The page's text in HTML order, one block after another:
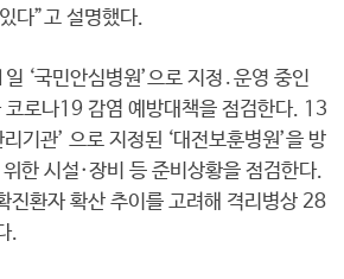
다”고 설명했다.
‘국민안심병원’으로 지정․운영 중인
코로나19 감염 예방대책을 점검한다. 13
기관’ 으로 지정된 ‘대전보훈병원’을 방
한 시설·장비 등 준비상황을 점검한다.
진환자 확산 추이를 고려해 격리병상 28
.